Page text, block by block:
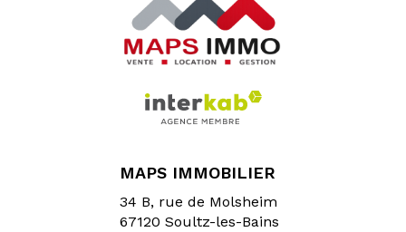
MAPS IMMOBILIER
34 B, rue de Molsheim
67120 Soultz-les-Bains